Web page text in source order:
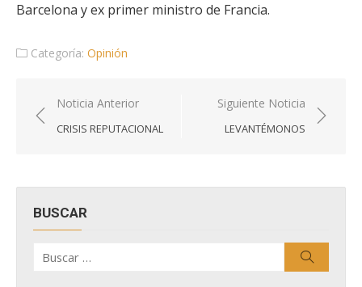
Barcelona y ex primer ministro de Francia.
Categoría: Opinión
Navegación
de
Noticia Anterior
CRISIS REPUTACIONAL
Siguiente Noticia
LEVANTÉMONOS
BUSCAR
por: